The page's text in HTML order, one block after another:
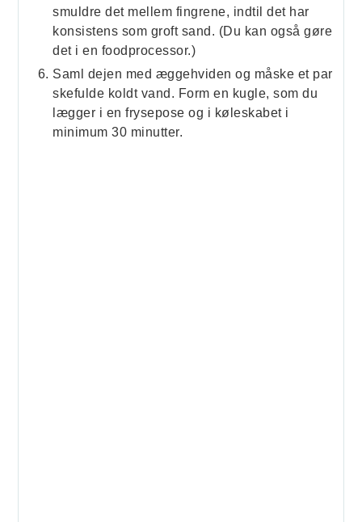
smuldre det mellem fingrene, indtil det har
konsistens som groft sand. (Du kan også gøre
det i en foodprocessor.)
Saml dejen med æggehviden og måske et par
skefulde koldt vand. Form en kugle, som du
lægger i en frysepose og i køleskabet i
minimum 30 minutter.